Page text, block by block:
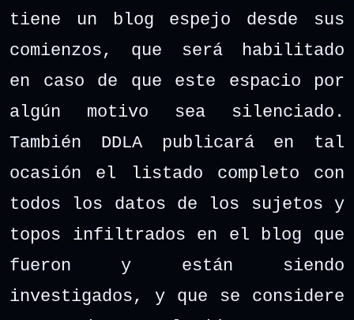
tiene un blog espejo desde sus
comienzos, que será habilitado
en caso de que este espacio por
algún motivo sea silenciado.
También DDLA publicará en tal
ocasión el listado completo con
todos los datos de los sujetos y
topos infiltrados en el blog que
fueron y están siendo
investigados, y que se considere